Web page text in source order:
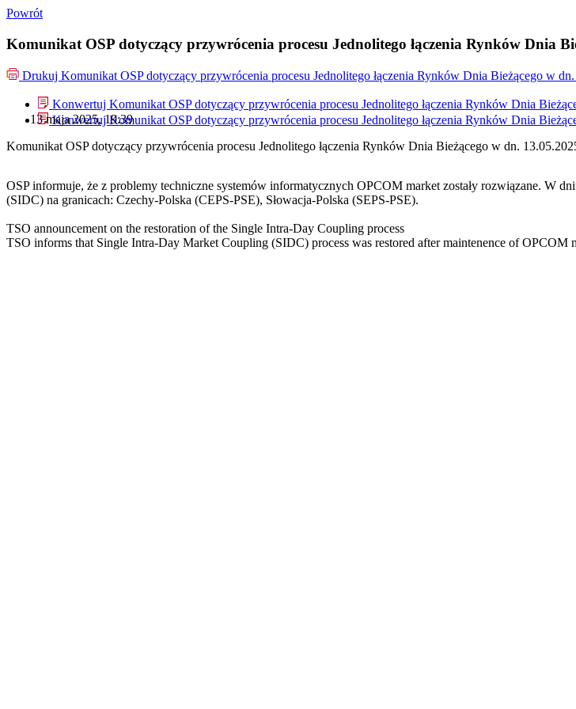
Powrót
Komunikat OSP dotyczący przywrócenia procesu Jednolitego łączenia Rynków Dnia
Drukuj Komunikat OSP dotyczący przywrócenia procesu Jednolitego łączenia Rynków Dnia Bieżącego w
Konwertuj Komunikat OSP dotyczący przywrócenia procesu Jednolitego łączenia Rynków Dnia
Konwertuj Komunikat OSP dotyczący przywrócenia procesu Jednolitego łączenia Rynków Dnia
13 maja 2025, 19:39
Komunikat OSP dotyczący przywrócenia procesu Jednolitego łączenia Rynków Dnia Bieżącego w dn.
OSP informuje, że z problemy techniczne systemów informatycznych OPCOM market zostały rozwiązane. W
(SIDC) na granicach: Czechy-Polska (CEPS-PSE), Słowacja-Polska (SEPS-PSE).
TSO announcement on the restoration of the Single Intra-Day Coupling process
TSO informs that Single Intra-Day Market Coupling (SIDC) process was restored after maintenence of